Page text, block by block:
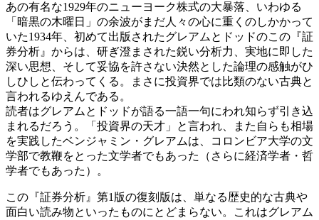
あの有名な1929年のニューヨーク株式の大暴落、いわゆる
「暗黒の木曜日」の余波がまだ人々の心に重くのしかかって
いた1934年、初めて出版されたグレアムとドッドのこの『証
券分析』からは、研ぎ澄まされた鋭い分析力、実地に即した
深い思想、そして妥協を許さない決然とした論理の感触がひ
しひしと伝わってくる。まさに投資界では比類のない古典と
言われるゆえんである。
読者はグレアムとドッドが語る一語一句にわれ知らず引き込
まれるだろう。「投資界の天才」と言われ、また自らも相場
を実践したベンジャミン・グレアムは、コロンビア大学の文
学部で教鞭をとった文学者でもあった（さらに経済学者・哲
学者でもあった）。
この『証券分析』第1版の復刻版は、単なる歴史的な古典や
面白い読み物といったものにとどまらない。これはグレアム